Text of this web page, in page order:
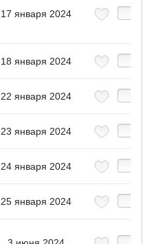
17 января 2024
18 января 2024
22 января 2024
23 января 2024
24 января 2024
25 января 2024